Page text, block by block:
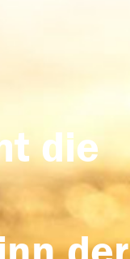
die